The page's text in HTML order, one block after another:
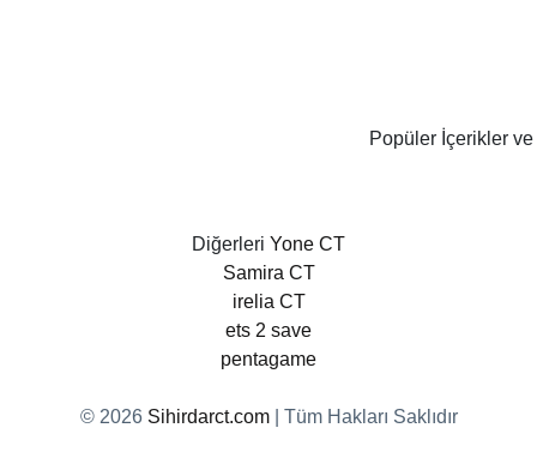
Popüler İçerikler ve
Diğerleri Yone CT
Samira CT
irelia CT
ets 2 save
pentagame
© 2026 Sihirdarct.com| Tüm Hakları Saklıdır